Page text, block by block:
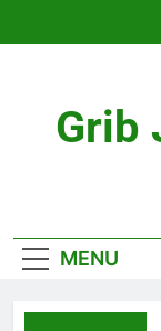
Grib
MENU